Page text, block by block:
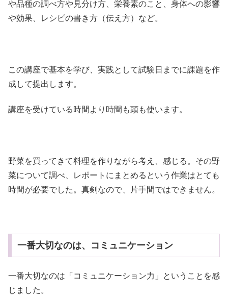
や品種の調べ方や見分け方、栄養素のこと、身体への影響
や効果、レシピの書き方（伝え方）など。
この講座で基本を学び、実践として試験日までに課題を作
成して提出します。
講座を受けている時間より時間も頭も使います。
野菜を買ってきて料理を作りながら考え、感じる。その野
菜について調べ、レポートにまとめるという作業はとても
時間が必要でした。真剣なので、片手間ではできません。
一番大切なのは、コミュニケーション
一番大切なのは「コミュニケーション力」ということを感
じました。